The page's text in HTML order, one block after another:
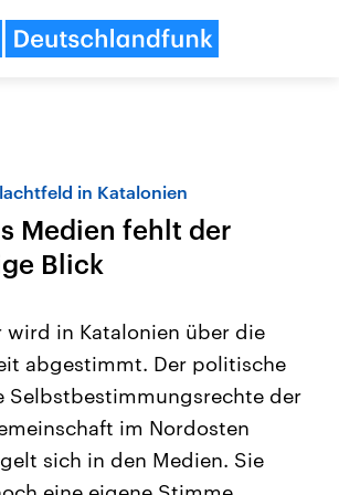
Anhalt
am 6.
neuen
wird das
Koalition aus
Aktuelle Beiträge,
Hintergründe
Wirtschaftlich und
gehören die Vereinigten
den mächtigsten Ländern
mit großem Einfluss auf
in Katalonien
Medien fehlt der
Blick
wird in Katalonien über die
abgestimmt. Der politische
Selbstbestimmungsrechte der
im Nordosten
sich in den Medien. Sie